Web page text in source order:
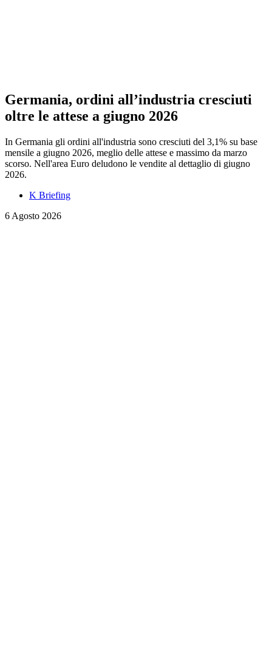
Germania, ordini all’industria cresciuti
oltre le attese a giugno 2026
In Germania gli ordini all'industria sono cresciuti del 3,1% su base
mensile a giugno 2026, meglio delle attese e massimo da marzo
scorso. Nell'area Euro deludono le vendite al dettaglio di giugno
2026.
K Briefing
6 Agosto 2026